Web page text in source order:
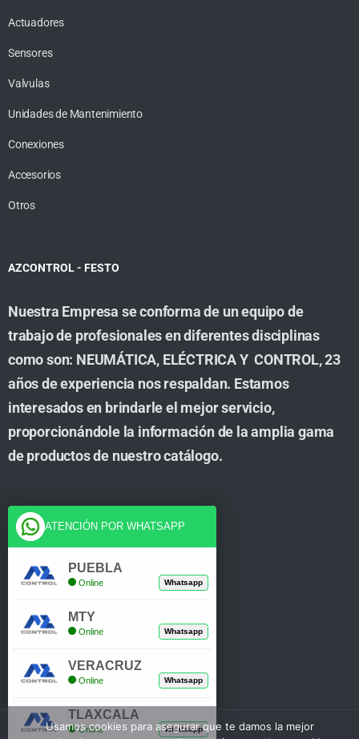
Actuadores
Sensores
Valvulas
Unidades de Mantenimiento
Conexiones
Accesorios
Otros
AZCONTROL - FESTO
Nuestra Empresa se conforma de un equipo de
trabajo de profesionales en diferentes disciplinas
como son: NEUMÁTICA, ELÉCTRICA Y CONTROL, 23
años de experiencia nos respaldan. Estamos
interesados en brindarle el mejor servicio,
proporcionándole la información de la amplia gama
de productos de nuestro catálogo.
Cuenta
Tienda
Mi Cuenta
Usamos cookies para asegurar que te damos la mejor
ATENCIÓN POR WHATSAPP
PUEBLA
Online Whatsapp
MTY
Online Whatsapp
VERACRUZ
Online Whatsapp
TLAXCALA
Online Whatsapp